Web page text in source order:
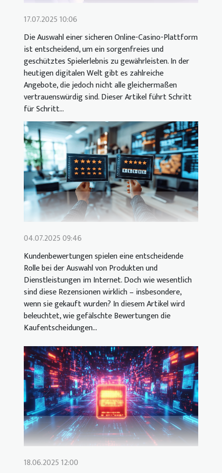
17.07.2025 10:06
Die Auswahl einer sicheren Online-Casino-Plattform
ist entscheidend, um ein sorgenfreies und
geschütztes Spielerlebnis zu gewährleisten. In der
heutigen digitalen Welt gibt es zahlreiche
Angebote, die jedoch nicht alle gleichermaßen
vertrauenswürdig sind. Dieser Artikel führt Schritt
für Schritt...
04.07.2025 09:46
Kundenbewertungen spielen eine entscheidende
Rolle bei der Auswahl von Produkten und
Dienstleistungen im Internet. Doch wie wesentlich
sind diese Rezensionen wirklich – insbesondere,
wenn sie gekauft wurden? In diesem Artikel wird
beleuchtet, wie gefälschte Bewertungen die
Kaufentscheidungen...
18.06.2025 12:00